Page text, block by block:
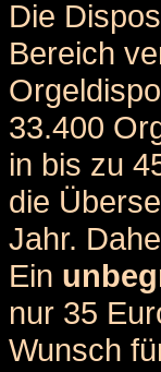
Die
Bereich
33.400
in bis zu
die
Jahr.
Ein
nur 35
Wunsch